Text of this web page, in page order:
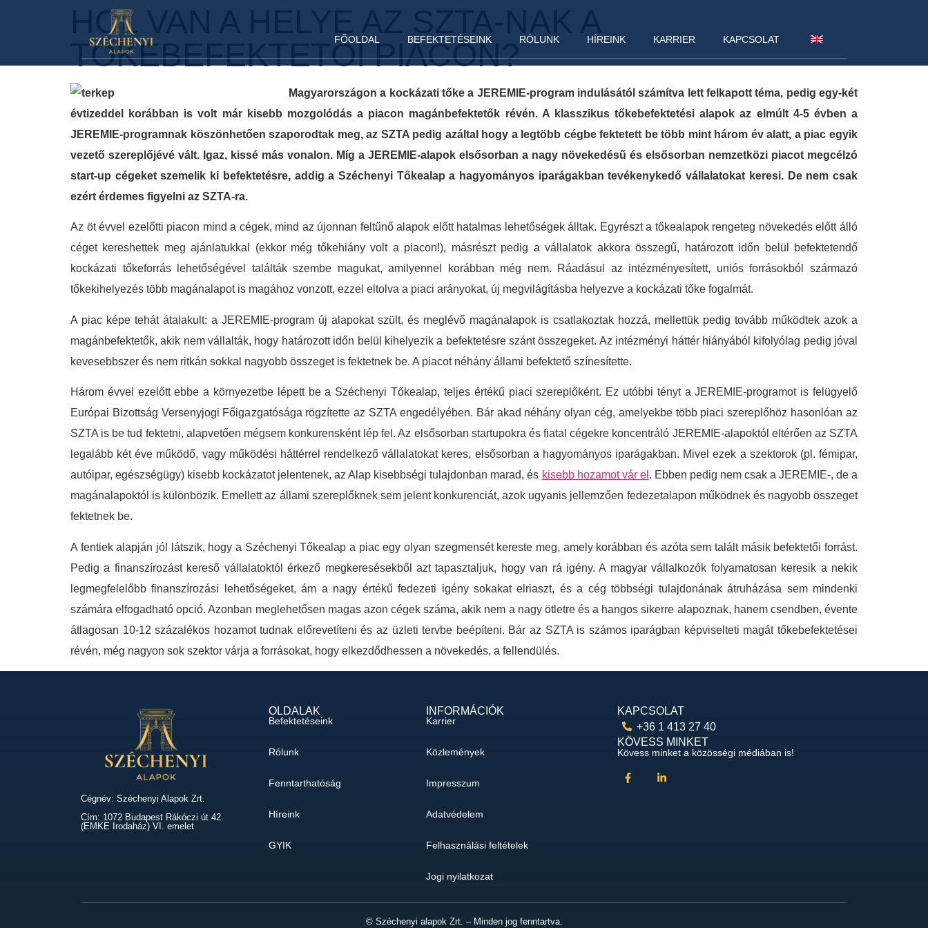
FŐOLDAL BEFEKTETÉSEINK RÓLUNK HÍREINK KARRIER KAPCSOLAT
HOL VAN A HELYE AZ SZTA-NAK A
TŐKEBEFEKTETŐI PIACON?
Magyarországon a kockázati tőke a JEREMIE-program indulásától számítva lett felkapott téma, pedig egy-két
évtizeddel korábban is volt már kisebb mozgolódás a piacon magánbefektetők révén. A klasszikus tőkebefektetési alapok az elmúlt 4-5 évben a
JEREMIE-programnak köszönhetően szaporodtak meg, az SZTA pedig azáltal hogy a legtöbb cégbe fektetett be több mint három év alatt, a piac egyik
vezető szereplőjévé vált. Igaz, kissé más vonalon. Míg a JEREMIE-alapok elsősorban a nagy növekedésű és elsősorban nemzetközi piacot megcélzó
start-up cégeket szemelik ki befektetésre, addig a Széchenyi Tőkealap a hagyományos iparágakban tevékenykedő vállalatokat keresi. De nem csak
ezért érdemes figyelni az SZTA-ra.
Az öt évvel ezelőtti piacon mind a cégek, mind az újonnan feltűnő alapok előtt hatalmas lehetőségek álltak. Egyrészt a tőkealapok rengeteg növekedés előtt álló
céget kereshettek meg ajánlatukkal (ekkor még tőkehiány volt a piacon!), másrészt pedig a vállalatok akkora összegű, határozott időn belül befektetendő
kockázati tőkeforrás lehetőségével találták szembe magukat, amilyennel korábban még nem. Ráadásul az intézményesített, uniós forrásokból származó
tőkekihelyezés több magánalapot is magához vonzott, ezzel eltolva a piaci arányokat, új megvilágításba helyezve a kockázati tőke fogalmát.
A piac képe tehát átalakult: a JEREMIE-program új alapokat szült, és meglévő magánalapok is csatlakoztak hozzá, mellettük pedig tovább működtek azok a
magánbefektetők, akik nem vállalták, hogy határozott időn belül kihelyezik a befektetésre szánt összegeket. Az intézményi háttér hiányából kifolyólag pedig jóval
kevesebbszer és nem ritkán sokkal nagyobb összeget is fektetnek be. A piacot néhány állami befektető színesítette.
Három évvel ezelőtt ebbe a környezetbe lépett be a Széchenyi Tőkealap, teljes értékű piaci szereplőként. Ez utóbbi tényt a JEREMIE-programot is felügyelő
Európai Bizottság Versenyjogi Főigazgatósága rögzítette az SZTA engedélyében. Bár akad néhány olyan cég, amelyekbe több piaci szereplőhöz hasonlóan az
SZTA is be tud fektetni, alapvetően mégsem konkurensként lép fel. Az elsősorban startupokra és fiatal cégekre koncentráló JEREMIE-alapoktól eltérően az SZTA
legalább két éve működő, vagy működési háttérrel rendelkező vállalatokat keres, elsősorban a hagyományos iparágakban. Mivel ezek a szektorok (pl. fémipar,
autóipar, egészségügy) kisebb kockázatot jelentenek, az Alap kisebbségi tulajdonban marad, és kisebb hozamot vár el . Ebben pedig nem csak a JEREMIE-, de a
magánalapoktól is különbözik. Emellett az állami szereplőknek sem jelent konkurenciát, azok ugyanis jellemzően fedezetalapon működnek és nagyobb összeget
fektetnek be.
A fentiek alapján jól látszik, hogy a Széchenyi Tőkealap a piac egy olyan szegmensét kereste meg, amely korábban és azóta sem talált másik befektetői forrást.
Pedig a finanszírozást kereső vállalatoktól érkező megkeresésekből azt tapasztaljuk, hogy van rá igény. A magyar vállalkozók folyamatosan keresik a nekik
legmegfelelőbb finanszírozási lehetőségeket, ám a nagy értékű fedezeti igény sokakat elriaszt, és a cég többségi tulajdonának átruházása sem mindenki
számára elfogadható opció. Azonban meglehetősen magas azon cégek száma, akik nem a nagy ötletre és a hangos sikerre alapoznak, hanem csendben, évente
átlagosan 10-12 százalékos hozamot tudnak előrevetíteni és az üzleti tervbe beépíteni. Bár az SZTA is számos iparágban képviselteti magát tőkebefektetései
révén, még nagyon sok szektor várja a forrásokat, hogy elkezdődhessen a növekedés, a fellendülés.
Cégnév: Széchenyi Alapok Zrt.
Cím: 1072 Budapest Rákóczi út 42.
(EMKE Irodaház) VI. emelet
OLDALAK
Befektetéseink
Rólunk
Fenntarthatóság
Híreink
GYIK
INFORMÁCIÓK
Karrier
Közlemények
Impresszum
Adatvédelem
Felhasználási feltételek
Jogi nyilatkozat
KAPCSOLAT
+36 1 413 27 40
KÖVESS MINKET
Kövess minket a közösségi médiában is!
© Széchenyi alapok Zrt. – Minden jog fenntartva.